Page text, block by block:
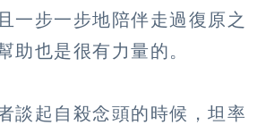
一步一步地陪伴走過復原之
助也是很有力量的。
談起自殺念頭的時候，坦率